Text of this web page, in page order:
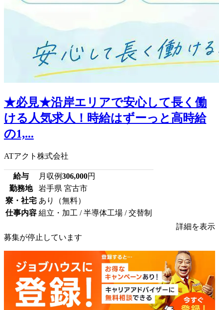
★必見★沿岸エリアで安心して長く働
ける人気求人！時給はずーっと高時給
の1,...
ATアクト株式会社
給与 月収例306,000円
勤務地
岩手県 宮古市
寮・社宅 あり（無料）
仕事内容 組立・加工 / 半導体工場 / 交替制
詳細を表示
募集が停止しています